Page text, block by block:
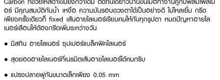
อร์ มีคุณสมบัติกันน้ำ เหงื่อ ความมันรอบดวงตาได้เป็นอย่างดี ไม่ไหลเยิ้ม กรีด
เพียงครั้งเดียวก็ fixed เส้นอายไลเนอร์เรียบคมให้กับทุกรูปตา หมดปัญหาอายไล
เนอร์เลือนให้ต้องกรีดเพิ่มระหว่างวัน
● มิสทิน อายไลเนอร์ ซุปเปอร์แบล็คฟิคไลเนอร์
● สุดยอดอายไลเนอร์ที่เนรมิตเส้นอายไลเนอร์ได้คมกริบ
● แปรงปลายพู่กันขนาดเล็กเพียง 0.05 mm